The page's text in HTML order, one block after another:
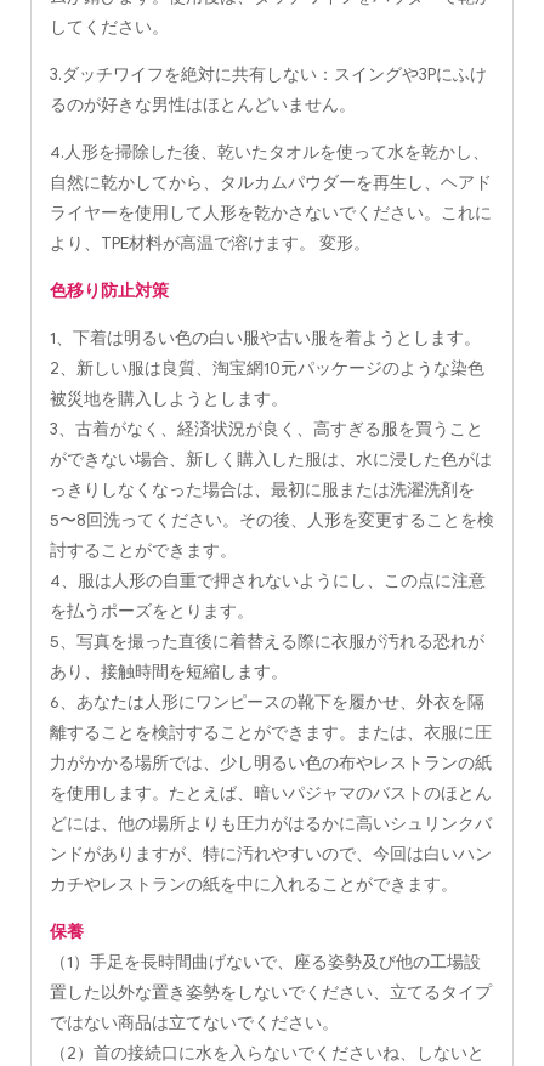
してください。
3.ダッチワイフを絶対に共有しない：スイングや3Pにふけ
るのが好きな男性はほとんどいません。
4.人形を掃除した後、乾いたタオルを使って水を乾かし、
自然に乾かしてから、タルカムパウダーを再生し、ヘアド
ライヤーを使用して人形を乾かさないでください。これに
より、TPE材料が高温で溶けます。 変形。
色移り防止対策
1、下着は明るい色の白い服や古い服を着ようとします。
2、新しい服は良質、淘宝網10元パッケージのような染色
被災地を購入しようとします。
3、古着がなく、経済状況が良く、高すぎる服を買うこと
ができない場合、新しく購入した服は、水に浸した色がは
っきりしなくなった場合は、最初に服または洗濯洗剤を
5〜8回洗ってください。その後、人形を変更することを検
討することができます。
4、服は人形の自重で押されないようにし、この点に注意
を払うポーズをとります。
5、写真を撮った直後に着替える際に衣服が汚れる恐れが
あり、接触時間を短縮します。
6、あなたは人形にワンピースの靴下を履かせ、外衣を隔
離することを検討することができます。または、衣服に圧
力がかかる場所では、少し明るい色の布やレストランの紙
を使用します。たとえば、暗いパジャマのバストのほとん
どには、他の場所よりも圧力がはるかに高いシュリンクバ
ンドがありますが、特に汚れやすいので、今回は白いハン
カチやレストランの紙を中に入れることができます。
保養
（1）手足を長時間曲げないで、座る姿勢及び他の工場設
置した以外な置き姿勢をしないでください、立てるタイプ
ではない商品は立てないでください。
（2）首の接続口に水を入らないでくださいね、しないと